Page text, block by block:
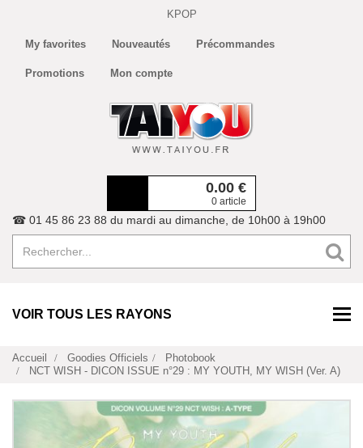
KPOP
My favorites Nouveautés Précommandes
Promotions Mon compte
0.00 €
0 article
☎ 01 45 86 23 88 du mardi au dimanche, de 10h00 à 19h00
VOIR TOUS LES RAYONS
Accueil Goodies Officiels
Photobook
NCT WISH - DICON ISSUE n°29 : MY YOUTH, MY WISH (Ver. A)